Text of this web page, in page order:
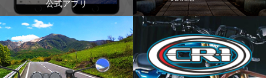
公式アプリ